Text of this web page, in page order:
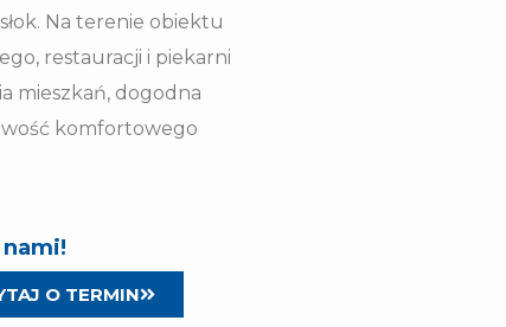
Na terenie obiektu
restauracji i piekarni
mieszkań, dogodna
komfortowego
O TERMIN